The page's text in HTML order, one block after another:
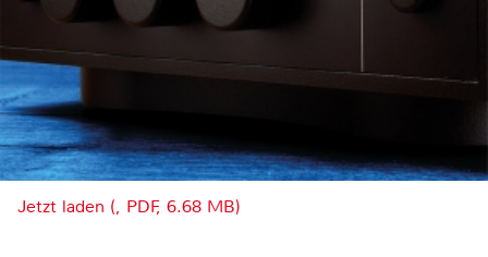
Jetzt laden (, PDF, 6.68 MB)